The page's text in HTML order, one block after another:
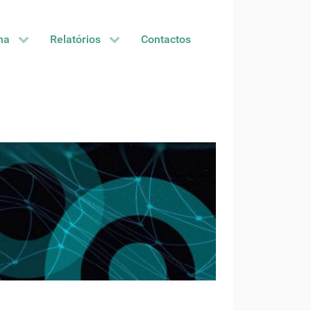
Relatórios Contactos